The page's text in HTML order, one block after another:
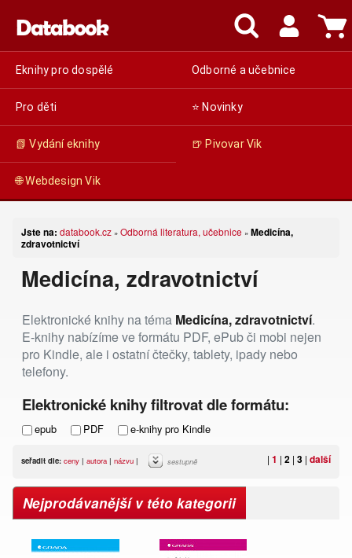
Eknihy pro dospělé Odborné a učebnice
Pro děti ⭐ Novinky
📗 Vydání eknihy 🍺 Pivovar Vik
🌐 Webdesign Vik
Jste na: databook.cz » Odborná literatura, učebnice » Medicína,
zdravotnictví
Medicína, zdravotnictví
Elektronické knihy na téma Medicína, zdravotnictví.
E-knihy nabízíme ve formátu PDF, ePub či mobi nejen
pro Kindle, ale i ostatní čtečky, tablety, ipady nebo
telefony.
Elektronické knihy filtrovat dle formátu:
epub PDF e-knihy pro Kindle
| 1 | 2 | 3 | další
seřadit dle: ceny | autora | názvu | sestupně
Nejprodávanější v této kategorii